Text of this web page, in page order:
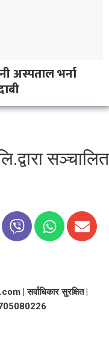
अस्पताल भर्ना
सञ्चालित
| सर्वाधिकार सुरक्षित |